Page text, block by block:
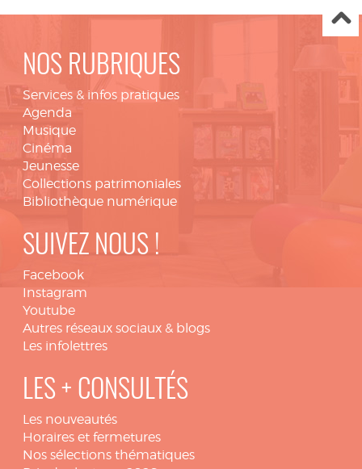
NOS RUBRIQUES
Services & infos pratiques
Agenda
Musique
Cinéma
Jeunesse
Collections patrimoniales
Bibliothèque numérique
SUIVEZ NOUS !
Facebook
Instagram
Youtube
Autres réseaux sociaux & blogs
Les infolettres
LES + CONSULTÉS
Les nouveautés
Horaires et fermetures
Nos sélections thématiques